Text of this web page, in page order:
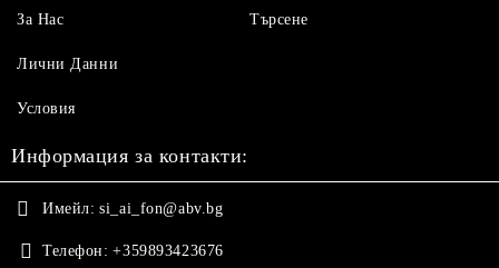
За Нас Търсене
Лични Данни
Условия
Информация за контакти:
Имейл: si_ai_fon@abv.bg
Телефон: +359893423676